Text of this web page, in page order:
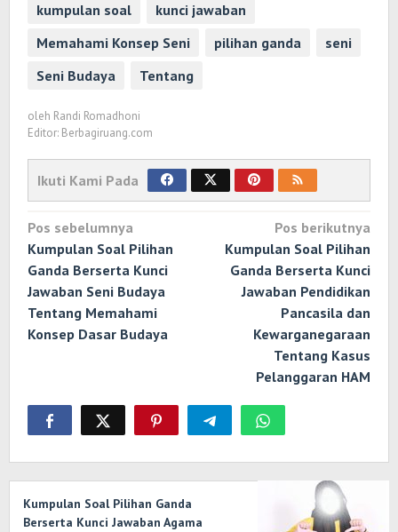
kumpulan soal
kunci jawaban
Memahami Konsep Seni
pilihan ganda
seni
Seni Budaya
Tentang
oleh Randi Romadhoni
Editor: Berbagiruang.com
Ikuti Kami Pada
Navigasi
pos
Pos sebelumnya
Kumpulan Soal Pilihan
Ganda Berserta Kunci
Jawaban Seni Budaya
Tentang Memahami
Konsep Dasar Budaya
Pos berikutnya
Kumpulan Soal Pilihan
Ganda Berserta Kunci
Jawaban Pendidikan
Pancasila dan
Kewarganegaraan
Tentang Kasus
Pelanggaran HAM
Kumpulan Soal Pilihan Ganda
Berserta Kunci Jawaban Agama